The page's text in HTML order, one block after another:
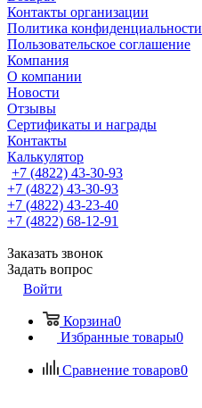
Контакты организации
Политика конфиденциальности
Пользовательское соглашение
Компания
О компании
Новости
Отзывы
Сертификаты и награды
Контакты
Калькулятор
+7 (4822) 43-30-93
+7 (4822) 43-30-93
+7 (4822) 43-23-40
+7 (4822) 68-12-91
Заказать звонок
Задать вопрос
Войти
Корзина0
Избранные товары0
Сравнение товаров0